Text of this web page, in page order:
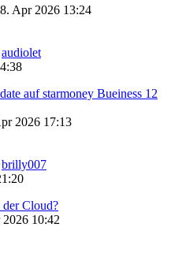
Apr 2026 13:24
audiolet
auf starmoney Bueiness 12
2026 17:13
brilly007
der Cloud?
10:42